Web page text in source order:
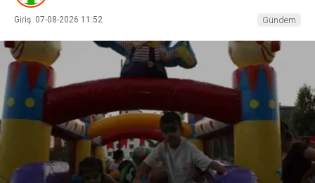
Giriş: 07-08-2026 11:52 Gündem